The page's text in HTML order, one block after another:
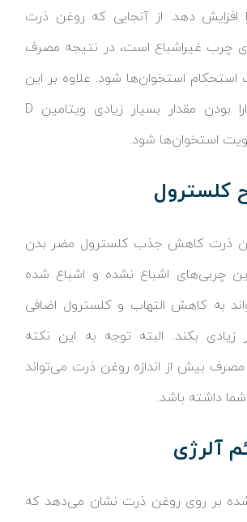
دهد. از آنجایی که روغن ذرت
چرب غیراشباع است، در نتیجه مصرف
استحکام استخوان‌ها شود. علاوه بر این
روغن ذرت با دارا بودن مقدار بسیار زیادی ویتامین D
استخوان‌ها شود.
کلسترول
ذرت کاهش جذب کلسترول مضر بدن
چربی‌های اشباع نشده و اشباع شده
به کاهش التهاب و کلسترول اضافی
بکند. البته توجه به این نکته
بیش از اندازه روغن ذرت می‌تواند
داشته باشد.
آلرژی
بر روی روغن ذرت نشان می‌دهد که